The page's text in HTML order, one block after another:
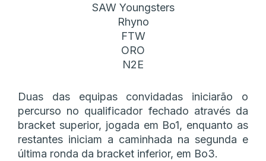
SAW Youngsters
Rhyno
FTW
ORO
N2E
Duas das equipas convidadas iniciarão o
percurso no qualificador fechado através da
bracket superior, jogada em Bo1, enquanto as
restantes iniciam a caminhada na segunda e
última ronda da bracket inferior, em Bo3.